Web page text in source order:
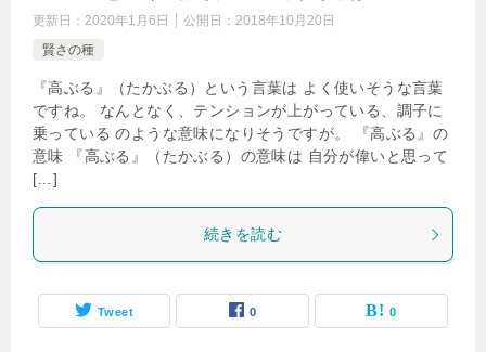
更新日： 2020年1月6日 公開日： 2018年10月20日
賢さの種
『高ぶる』（たかぶる）という言葉は よく使いそうな言葉
ですね。 なんとなく、テンションが上がっている、調子に
乗っている のような意味になりそうですが。 『高ぶる』の
意味 『高ぶる』（たかぶる）の意味は 自分が偉いと思って
[…]
続きを読む
Tweet 0 0